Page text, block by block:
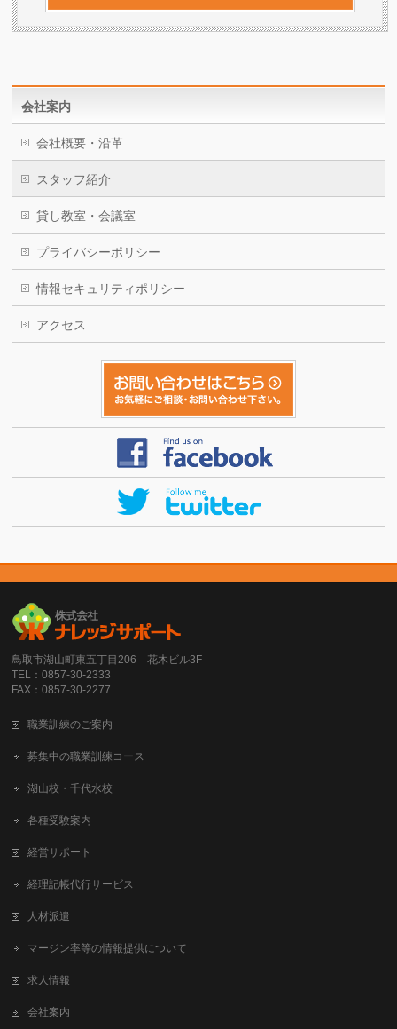
会社案内
会社概要・沿革
スタッフ紹介
貸し教室・会議室
プライバシーポリシー
情報セキュリティポリシー
アクセス
鳥取市湖山町東五丁目206 花木ビル3F
TEL：0857-30-2333
FAX：0857-30-2277
職業訓練のご案内
募集中の職業訓練コース
湖山校・千代水校
各種受験案内
経営サポート
経理記帳代行サービス
人材派遣
マージン率等の情報提供について
求人情報
会社案内